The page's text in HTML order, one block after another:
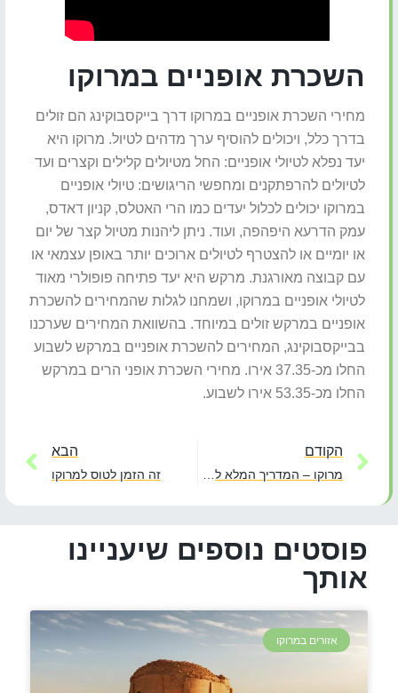
השכרת אופניים במרוקו
מחירי השכרת אופניים במרוקו דרך בייקסבוקינג הם זולים
בדרך כלל, ויכולים להוסיף ערך מדהים לטיול. מרוקו היא
יעד נפלא לטיולי אופניים: החל מטיולים קלילים וקצרים ועד
לטיולים להרפתקנים ומחפשי הריגושים: טיולי אופניים
במרוקו יכולים לכלול יעדים כמו הרי האטלס, קניון דאדס,
עמק הדרעא היפהפה, ועוד. ניתן ליהנות מטיול קצר של יום
או יומיים או להצטרף לטיולים ארוכים יותר באופן עצמאי או
עם קבוצה מאורגנת. מרקש היא יעד פתיחה פופולרי מאוד
לטיולי אופניים במרוקו, ושמחנו לגלות שהמחירים להשכרת
אופניים במרקש זולים במיוחד. בהשוואת המחירים שערכנו
בבייקסבוקינג, המחירים להשכרת אופניים במרקש לשבוע
החלו מכ-37.35 אירו. מחירי השכרת אופני הרים במרקש
החלו מכ-53.35 אירו לשבוע.
הקודם
מרוקו – המדריך המלא למטייל
הבא
זה הזמן לטוס למרוקו
פוסטים נוספים שיעניינו
אותך
אזורים במרוקו